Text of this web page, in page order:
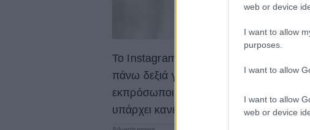
web or device
I want to allow
purposes.
I want to allow
I want to allow
web or device
To Instagram θα αφαιρέσει
πάνω δεξιά γωνία στην home screen
εκπρόσωποι του Instagram ότι σχεδόν
υπάρχει κανένας λόγος.